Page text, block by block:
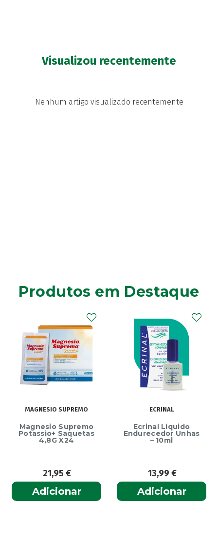
Visualizou recentemente
Nenhum artigo visualizado recentemente
Produtos em Destaque
MAGNESIO SUPREMO
Magnesio Supremo
Potassio+ Saquetas
4,8G X24
21,95€
Adicionar
ECRINAL
Ecrinal Líquido
Endurecedor Unhas
– 10ml
13,99€
Adicionar